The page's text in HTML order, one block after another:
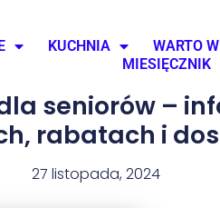
KUCHNIA WARTO
MIESIĘCZNIK
seniorów –
rabatach i
27 listopada, 2024